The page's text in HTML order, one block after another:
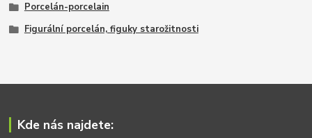
Porcelán-porcelain
Figurální porcelán, figuky starožitnosti
Kde nás najdete: